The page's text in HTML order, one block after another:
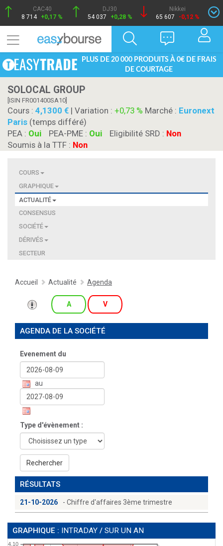
CAC40
8 714 +0,17 %
DJ30
54 037
+0,28 %
Nikkei
65 607
-0,12 %
PLUS DE 20 000 PRODUITS À 0€ DE FRAIS
DE COURTAGE
SOLOCAL GROUP
[ISIN FR001400SA10]
Cours : 4,1300 | Variation : +0,73 % Marché : Euronext
Paris (temps différé)
PEA : Oui PEA-PME : Oui Eligibilité SRD : Non
Soumis à la TTF : Non
COURS
GRAPHIQUE
ACTUALITÉ
CONSENSUS
SOCIÉTÉ
DÉRIVÉS
SECTEUR
Accueil Actualité Agenda
A V
AGENDA DE LA SOCIÉTÉ
Evenement du
au
Type d'évènement :
Rechercher
RÉSULTATS
21-10-2026 - Chiffre d'affaires 3ème trimestre
GRAPHIQUE : INTRADAY / SUR UN AN
4.10